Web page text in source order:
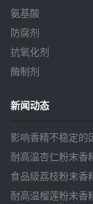
氨基酸
防腐剂
抗氧化剂
酶制剂
新闻动态
影响香精不稳定的
耐高温杏仁粉末香
食品级荔枝粉末香
耐高温榴莲粉末香